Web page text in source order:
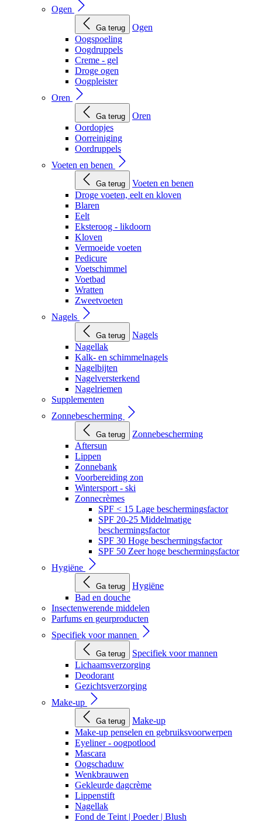
Ogen
Ga terug
Ogen
Oogspoeling
Oogdruppels
Creme - gel
Droge ogen
Oogpleister
Oren
Ga terug
Oren
Oordopjes
Oorreiniging
Oordruppels
Voeten en benen
Ga terug
Voeten en benen
Droge voeten, eelt en kloven
Blaren
Eelt
Eksteroog - likdoorn
Kloven
Vermoeide voeten
Pedicure
Voetschimmel
Voetbad
Wratten
Zweetvoeten
Nagels
Ga terug
Nagels
Nagellak
Kalk- en schimmelnagels
Nagelbijten
Nagelversterkend
Nagelriemen
Supplementen
Zonnebescherming
Ga terug
Zonnebescherming
Aftersun
Lippen
Zonnebank
Voorbereiding zon
Wintersport - ski
Zonnecrèmes
SPF < 15 Lage beschermingsfactor
SPF 20-25 Middelmatige
beschermingsfactor
SPF 30 Hoge beschermingsfactor
SPF 50 Zeer hoge beschermingsfactor
Hygiëne
Ga terug
Hygiëne
Bad en douche
Insectenwerende middelen
Parfums en geurproducten
Specifiek voor mannen
Ga terug
Specifiek voor mannen
Lichaamsverzorging
Deodorant
Gezichtsverzorging
Make-up
Ga terug
Make-up
Make-up penselen en gebruiksvoorwerpen
Eyeliner - oogpotlood
Mascara
Oogschaduw
Wenkbrauwen
Gekleurde dagcrème
Lippenstift
Nagellak
Fond de Teint | Poeder | Blush